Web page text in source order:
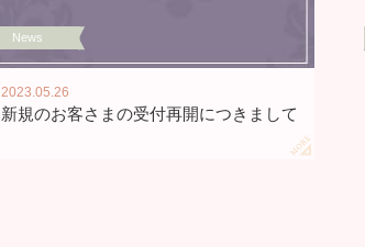
News
2023.05.26
新規のお客さまの受付再開につきまして